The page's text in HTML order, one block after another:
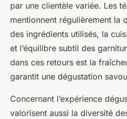
par une clientèle variée. Les
mentionnent régulièrement la
des ingrédients utilisés, la
et l’équilibre subtil des
dans ces retours est la
garantit une dégustation
Concernant l’expérience
valorisent aussi la diversité